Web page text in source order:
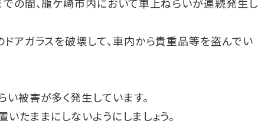
アガラスを破壊して、車内から貴重品等を盗んでい
被害が多く発生しています。
たままにしないようにしましょう。